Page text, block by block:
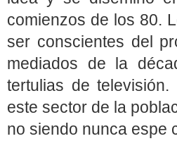
comienzos de los 80.
ser conscientes del
mediados de la
tertulias de
este sector de la
no siendo nunca espe